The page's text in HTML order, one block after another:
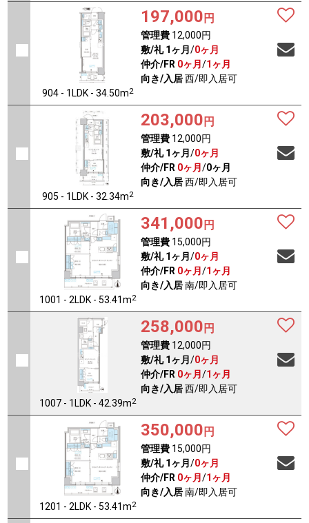
904 - 1LDK - 34.50m2
197,000 円
管理費12,000円
敷/礼 1ヶ月 /0ヶ月
仲介/FR 0ヶ月 /1ヶ月
向き/入居西/即入居可
905 - 1LDK - 32.34m2
203,000 円
管理費12,000円
敷/礼 1ヶ月 /0ヶ月
仲介/FR 0ヶ月 /0ヶ月
向き/入居西/即入居可
1001 - 2LDK - 53.41m2
341,000 円
管理費15,000円
敷/礼 1ヶ月 /0ヶ月
仲介/FR 0ヶ月 /1ヶ月
向き/入居南/即入居可
1007 - 1LDK - 42.39m2
258,000 円
管理費12,000円
敷/礼 1ヶ月 /0ヶ月
仲介/FR 0ヶ月 /1ヶ月
向き/入居西/即入居可
1201 - 2LDK - 53.41m2
350,000 円
管理費15,000円
敷/礼 1ヶ月 /0ヶ月
仲介/FR 0ヶ月 /1ヶ月
向き/入居南/即入居可